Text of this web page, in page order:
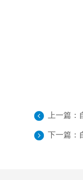
上一篇：
下一篇：